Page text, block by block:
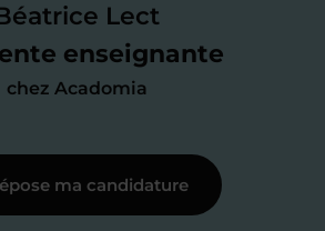
Lect
enseignante
chez Acadomia
scolaires(et pouvoir
au besoin) et
direct avec un chargé de
ma candidature